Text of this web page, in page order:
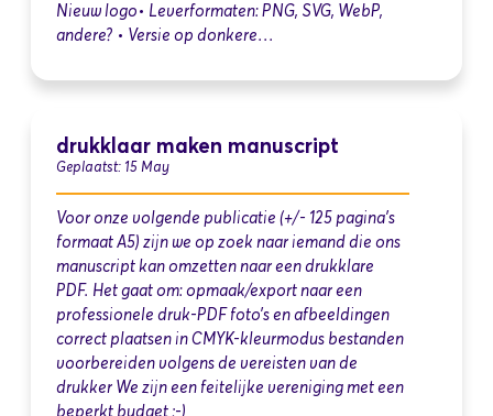
Nieuw logo• Leverformaten: PNG, SVG, WebP,
andere? • Versie op donkere…
drukklaar maken manuscript
Geplaatst: 15 May
Voor onze volgende publicatie (+/- 125 pagina's
formaat A5) zijn we op zoek naar iemand die ons
manuscript kan omzetten naar een drukklare
PDF. Het gaat om: opmaak/export naar een
professionele druk-PDF foto’s en afbeeldingen
correct plaatsen in CMYK-kleurmodus bestanden
voorbereiden volgens de vereisten van de
drukker We zijn een feitelijke vereniging met een
beperkt budget ;-)